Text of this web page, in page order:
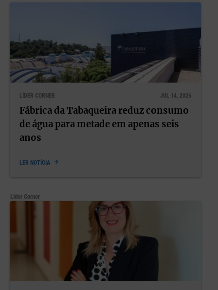
LÍDER CORNER JUL 14, 2026
Fábrica da Tabaqueira reduz consumo
de água para metade em apenas seis
anos
LER NOTÍCIA
Líder Corner